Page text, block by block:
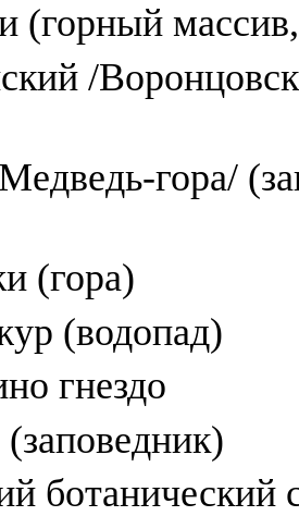
(горный
/
гора/
(гора)
(водопад)
гнездо
ботанический